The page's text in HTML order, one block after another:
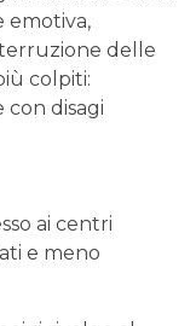
emotiva,
delle
colpiti:
con disagi
ai centri
e meno